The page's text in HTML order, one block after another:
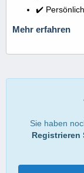
✔️
Mehr erfahren
Sie haben
Registrieren